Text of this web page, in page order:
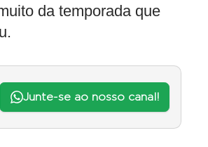
da temporada que
Junte-se ao nosso canal!